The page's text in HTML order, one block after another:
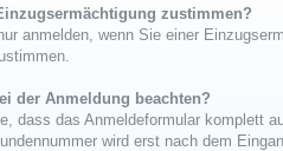
zustimmen?
anmelden, wenn Sie einer
der Anmeldung beachten?
dass das Anmeldeformular komplett
wird erst nach dem